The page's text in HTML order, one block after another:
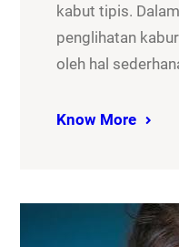
kabut tipis.
penglihatan
oleh hal
Know More